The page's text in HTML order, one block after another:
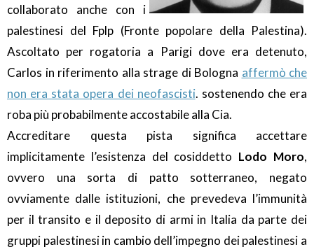
collaborato anche con i
palestinesi del Fplp (Fronte popolare della Palestina).
Ascoltato per rogatoria a Parigi dove era detenuto,
Carlos in riferimento alla strage di Bologna affermò che
non era stata opera dei neofascisti. sostenendo che era
roba più probabilmente accostabile alla Cia.
Accreditare questa pista significa accettare
implicitamente l’esistenza del cosiddetto Lodo Moro,
ovvero una sorta di patto sotterraneo, negato
ovviamente dalle istituzioni, che prevedeva l’immunità
per il transito e il deposito di armi in Italia da parte dei
gruppi palestinesi in cambio dell’impegno dei palestinesi a